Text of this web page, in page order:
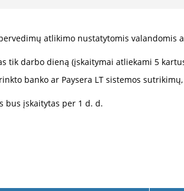
atlikimo nustatytomis valandomis
darbo dieną (įskaitymai atliekami 5
banko ar Paysera LT sistemos
bus įskaitytas per 1 d. d.